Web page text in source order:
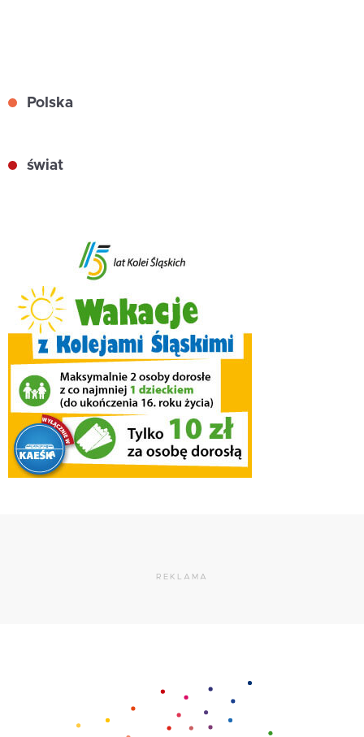
Polska
świat
REKLAMA